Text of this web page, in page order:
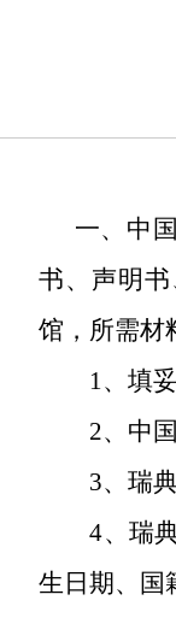
一、中
书、声明
馆，所需材
1、填
2、中
3、瑞
4、瑞
生日期、国